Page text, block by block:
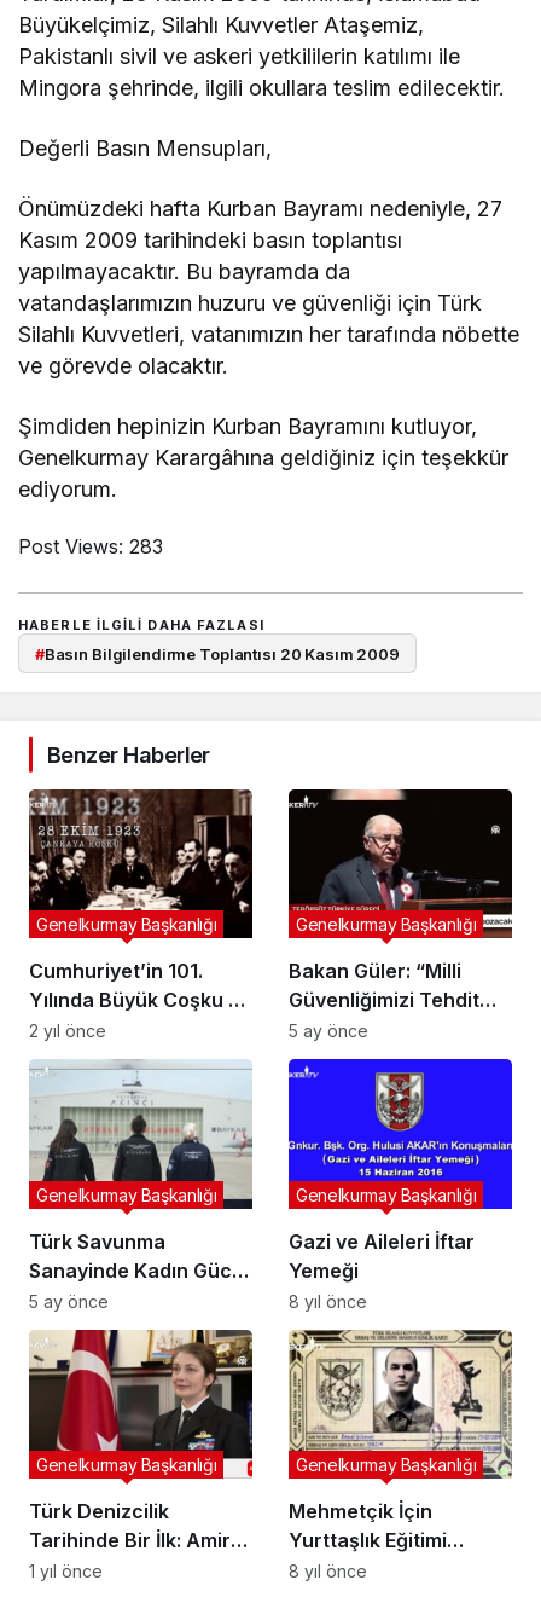
Büyükelçimiz, Silahlı Kuvvetler Ataşemiz,
Pakistanlı sivil ve askeri yetkililerin katılımı ile
Mingora şehrinde, ilgili okullara teslim edilecektir.
Değerli Basın Mensupları,
Önümüzdeki hafta Kurban Bayramı nedeniyle, 27
Kasım 2009 tarihindeki basın toplantısı
yapılmayacaktır. Bu bayramda da
vatandaşlarımızın huzuru ve güvenliği için Türk
Silahlı Kuvvetleri, vatanımızın her tarafında nöbette
ve görevde olacaktır.
Şimdiden hepinizin Kurban Bayramını kutluyor,
Genelkurmay Karargâhına geldiğiniz için teşekkür
ediyorum.
Post Views: 283
HABERLE ILGILI DAHA FAZLASI
#Basın Bilgilendirme Toplantısı 20 Kasım 2009
Benzer Haberler
Cumhuriyet’in 101.
Yılında Büyük Coşku ve
Gurur: Türkiye’nin
Bağımsızlık Destanı
Genelkurmay Başkanlığı
2 yıl önce
Bakan Güler: “Milli
Güvenliğimizi Tehdit
Eden Her Gelişmeye
Karşı Hazırız”
Genelkurmay Başkanlığı
5 ay önce
Türk Savunma
Sanayinde Kadın Gücü:
Baykar’da Tarih Yazan
Mühendisler ve
Kızılelma Projesinin
Kahramanları
Genelkurmay Başkanlığı
5 ay önce
Gazi ve Aileleri İftar
Yemeği
Genelkurmay Başkanlığı
8 yıl önce
Türk Denizcilik
Tarihinde Bir İlk: Amiral
Gökçen Fırat’ın
Genelkurmay Başkanlığı
1 yıl önce
Mehmetçik İçin
Yurttaşlık Eğitimi
(MİYE) Genel Proje
Genelkurmay Başkanlığı
8 yıl önce